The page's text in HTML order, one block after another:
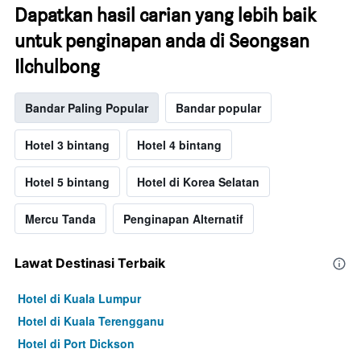
Dapatkan hasil carian yang lebih baik
untuk penginapan anda di Seongsan
Ilchulbong
Bandar Paling Popular Bandar popular
Hotel 3 bintang Hotel 4 bintang
Hotel 5 bintang Hotel di Korea Selatan
Mercu Tanda Penginapan Alternatif
Lawat Destinasi Terbaik
Hotel di Kuala Lumpur
Hotel di Kuala Terengganu
Hotel di Port Dickson